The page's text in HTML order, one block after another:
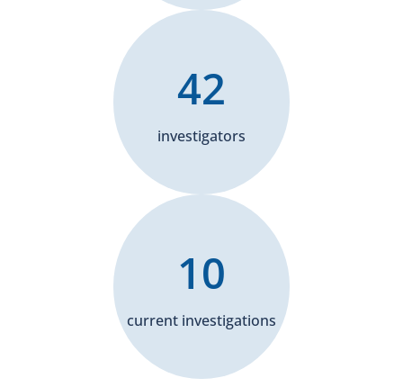
investigators
42
current investigations
10